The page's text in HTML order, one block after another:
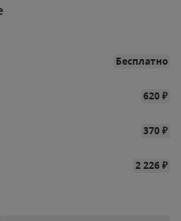
Бесплатно
620₽
370₽
2 226₽